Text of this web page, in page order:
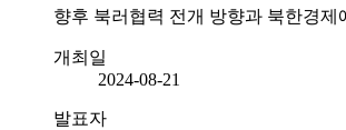
향후 북러협력 전개 방향과 북한경제
개최일
2024-08-21
발표자